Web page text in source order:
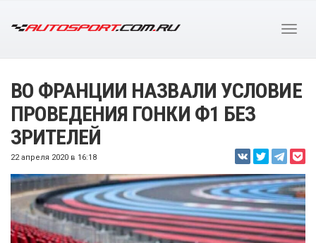
ВО ФРАНЦИИ НАЗВАЛИ УСЛОВИЕ
ПРОВЕДЕНИЯ ГОНКИ Ф1 БЕЗ
ЗРИТЕЛЕЙ
22 апреля 2020 в 16:18